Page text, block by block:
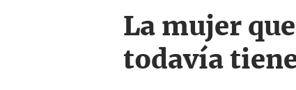
La mujer
todavía